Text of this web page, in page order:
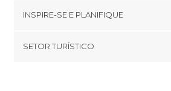
O que fazer em Bakersfield
O que fazer em Arizona Village
Términos e Condições
INSPIRE-SE E PLANIFIQUE
footer@item_discovertips_anchor
SETOR TURÍSTICO